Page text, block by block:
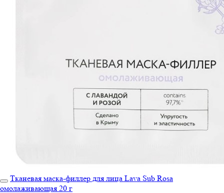
Тканевая маска-филлер для лица Lava Sub Rosa
омолаживающая 20 г